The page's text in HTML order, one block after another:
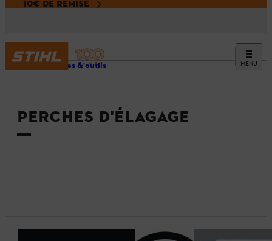
10€ DE REMISE
MENU
Machines & outils
PERCHES D'ÉLAGAGE